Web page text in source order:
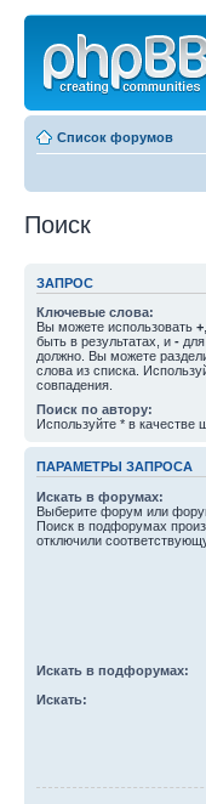
Список форумов
Поиск
ЗАПРОС
Ключевые слова:
Вы можете использовать +
быть в результатах, и -
должно. Вы можете
слова из списка.
совпадения.
Поиск по автору:
Используйте * в качестве
ПАРАМЕТРЫ ЗАПРОСА
Искать в форумах:
Выберите форум или
Поиск в подфорумах
отключили
Искать в подфорумах:
Искать: